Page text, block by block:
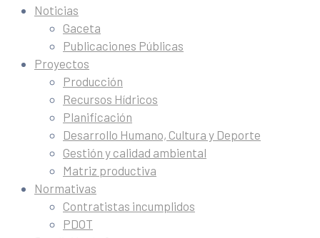
Noticias
Gaceta
Publicaciones Públicas
Proyectos
Producción
Recursos Hídricos
Planificación
Desarrollo Humano, Cultura y Deporte
Gestión y calidad ambiental
Matriz productiva
Normativas
Contratistas incumplidos
PDOT